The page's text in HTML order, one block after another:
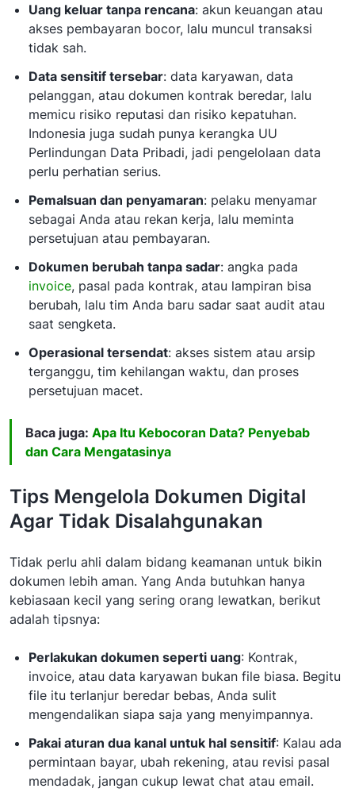
Uang keluar tanpa rencana: akun keuangan atau
akses pembayaran bocor, lalu muncul transaksi
tidak sah.
Data sensitif tersebar: data karyawan, data
pelanggan, atau dokumen kontrak beredar, lalu
memicu risiko reputasi dan risiko kepatuhan.
Indonesia juga sudah punya kerangka UU
Perlindungan Data Pribadi, jadi pengelolaan data
perlu perhatian serius.
Pemalsuan dan penyamaran: pelaku menyamar
sebagai Anda atau rekan kerja, lalu meminta
persetujuan atau pembayaran.
Dokumen berubah tanpa sadar: angka pada
invoice, pasal pada kontrak, atau lampiran bisa
berubah, lalu tim Anda baru sadar saat audit atau
saat sengketa.
Operasional tersendat: akses sistem atau arsip
terganggu, tim kehilangan waktu, dan proses
persetujuan macet.
Baca juga: Apa Itu Kebocoran Data? Penyebab
dan Cara Mengatasinya
Tips Mengelola Dokumen Digital
Agar Tidak Disalahgunakan
Tidak perlu ahli dalam bidang keamanan untuk bikin
dokumen lebih aman. Yang Anda butuhkan hanya
kebiasaan kecil yang sering orang lewatkan, berikut
adalah tipsnya:
Perlakukan dokumen seperti uang: Kontrak,
invoice, atau data karyawan bukan file biasa. Begitu
file itu terlanjur beredar bebas, Anda sulit
mengendalikan siapa saja yang menyimpannya.
Pakai aturan dua kanal untuk hal sensitif: Kalau ada
permintaan bayar, ubah rekening, atau revisi pasal
mendadak, jangan cukup lewat chat atau email.